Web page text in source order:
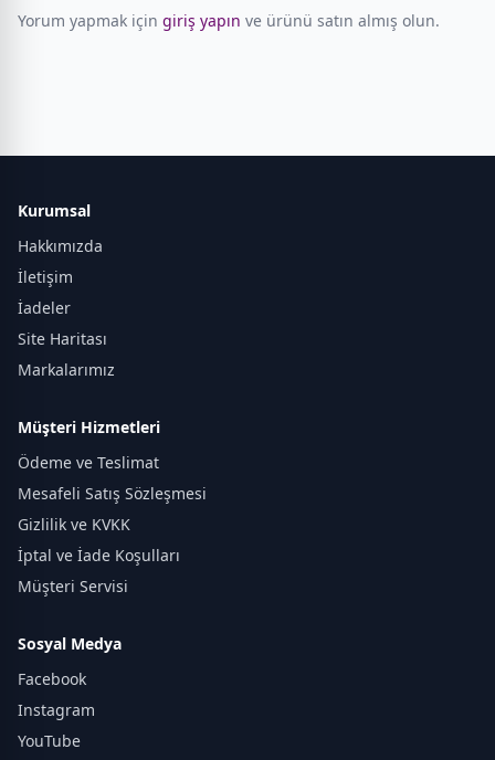
Yorum yapmak için giriş yapın ve ürünü satın almış olun.
Kurumsal
Hakkımızda
İletişim
İadeler
Site Haritası
Markalarımız
Müşteri Hizmetleri
Ödeme ve Teslimat
Mesafeli Satış Sözleşmesi
Gizlilik ve KVKK
İptal ve İade Koşulları
Müşteri Servisi
Sosyal Medya
Facebook
Instagram
YouTube